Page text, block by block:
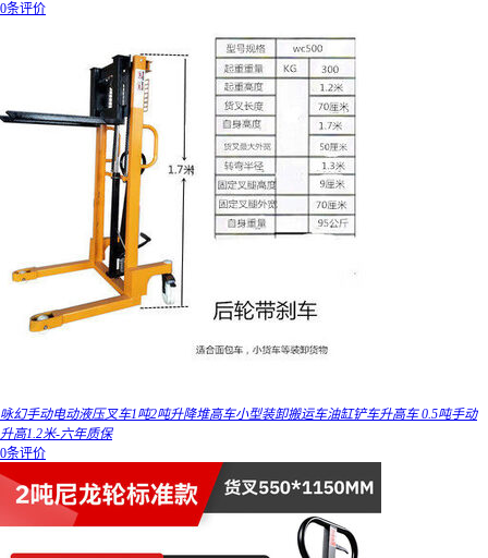
0条评价
咏幻手动电动液压叉车1吨2吨升降堆高车小型装卸搬运车油缸铲车升高车 0.5吨手动
升高1.2米-六年质保
0条评价